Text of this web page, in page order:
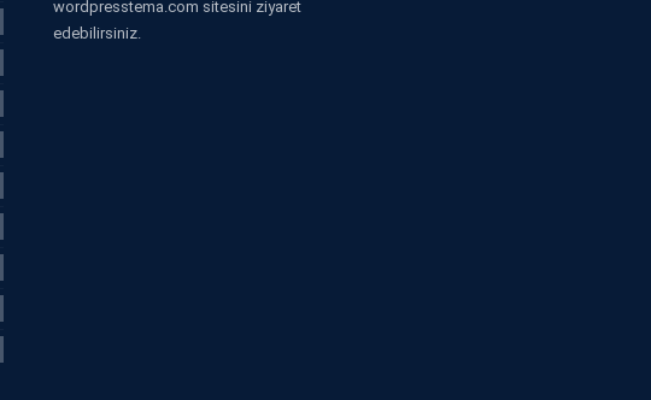
wordpresstema.com sitesini ziyaret
edebilirsiniz.